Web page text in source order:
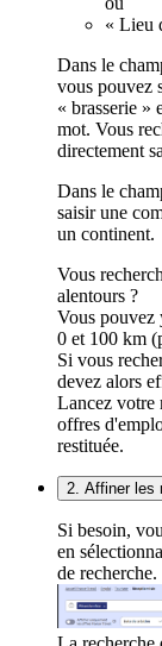
« Lieu
Dans le
vous pouvez
« brasserie »
mot. Vous
directement
Dans le
saisir une
un continent.
Vous
alentours ?
Vous pouvez
0 et 100 km
Si vous
devez alors
Lancez votre
offres
restituée.
2. Affiner les
Si besoin,
en
de recherche.